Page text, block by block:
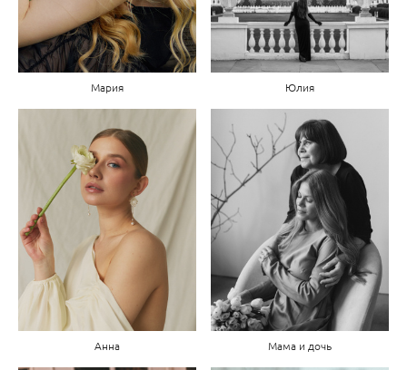
Мария Юлия
Анна Мама и дочь